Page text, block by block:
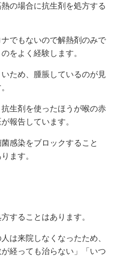
の場合に抗生剤を処方する
でもないので解熱剤のみで
をよく経験します。
ため、腫脹しているのが見
生剤を使ったほうが喉の赤
報告しています。
感染をブロックすること
ます。
することはあります。
は来院しなくなったため、
経っても治らない」「いつ